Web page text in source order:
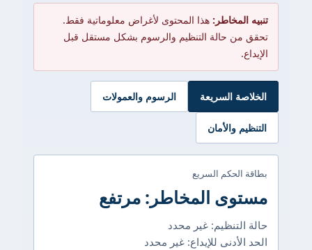
هذا المحتوى لأغراض معلوماتية فقط.
من حالة التنظيم والرسوم بشكل مستقل قبل
السريعة الرسوم والعمولات
الحكم السريع
المخاطر: مرتفع
التنظيم: غير محدد
للإيداع: غير محدد